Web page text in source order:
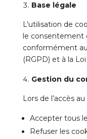
Base légale
L’utilisation de
le consentement
conformément
(RGPD) et à la
Gestion du
Lors de l’accès
Accepter tous
Refuser les